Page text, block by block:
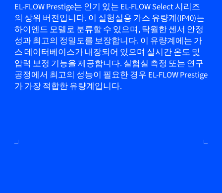
EL-FLOW Prestige는 인기 있는 EL-FLOW Select 시리즈
의 상위 버전입니다. 이 실험실용 가스 유량계(IP40)는
하이엔드 모델로 분류할 수 있으며, 탁월한 센서 안정
성과 최고의 정밀도를 보장합니다. 이 유량계에는 가
스 데이터베이스가 내장되어 있으며 실시간 온도 및
압력 보정 기능을 제공합니다. 실험실 측정 또는 연구
공정에서 최고의 성능이 필요한 경우 EL-FLOW Prestige
가 가장 적합한 유량계입니다.